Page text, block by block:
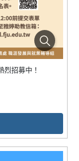
烈招募中！